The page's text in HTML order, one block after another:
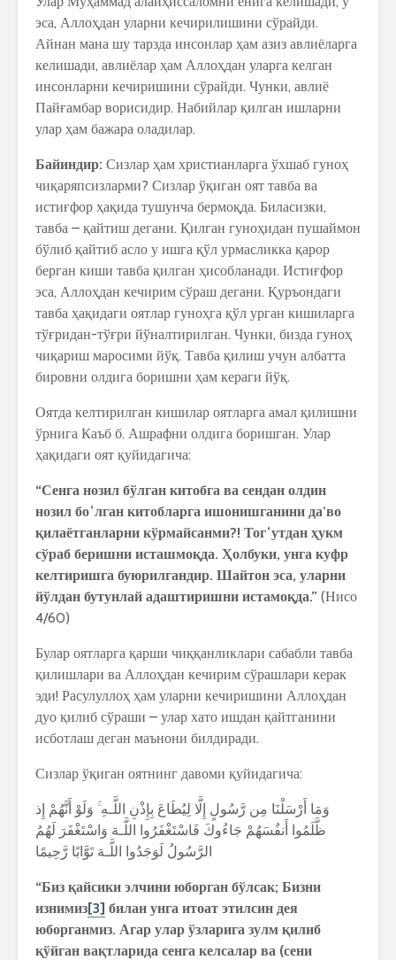
эса, Аллоҳдан уларни кечирилишини сўрайди.
Айнан мана шу тарзда инсонлар ҳам азиз авлиёларга
келишади, авлиёлар ҳам Аллоҳдан уларга келган
инсонларни кечиришини сўрайди. Чунки, авлиё
Пайғамбар ворисидир. Набийлар қилган ишларни
улар ҳам бажара оладилар.
Байиндир: Сизлар ҳам христианларга ўхшаб гуноҳ
чиқаряпсизларми? Сизлар ўқиган оят тавба ва
истиғфор ҳақида тушунча бермоқда. Биласизки,
тавба – қайтиш дегани. Қилган гуноҳидан пушаймон
бўлиб қайтиб асло у ишга қўл урмасликка қарор
берган киши тавба қилган ҳисобланади. Истиғфор
эса, Аллоҳдан кечирим сўраш дегани. Қуръондаги
тавба ҳақидаги оятлар гуноҳга қўл урган кишиларга
тўғридан-тўғри йўналтирилган. Чунки, бизда гуноҳ
чиқариш маросими йўқ. Тавба қилиш учун албатта
бировни олдига боришни ҳам кераги йўқ.
Оятда келтирилган кишилар оятларга амал қилишни
ўрнига Каъб б. Ашрафни олдига боришган. Улар
ҳақидаги оят қуйидагича:
“Сенга нозил бўлган китобга ва сендан олдин
нозил боʻлган китобларга ишонишганини даʼво
қилаётганларни кўрмайсанми?! Тогʻутдан ҳукм
сўраб беришни исташмоқда. Ҳолбуки, унга куфр
келтиришга буюрилгандир. Шайтон эса, уларни
йўлдан бутунлай адаштиришни истамоқда.” (Нисо
4/60)
Булар оятларга қарши чиққанликлари сабабли тавба
қилишлари ва Аллоҳдан кечирим сўрашлари керак
эди! Расулуллоҳ ҳам уларни кечиришини Аллоҳдан
дуо қилиб сўраши – улар хато ишдан қайтганини
исботлаш деган маънони билдиради.
Сизлар ўқиган оятнинг давоми қуйидагича:
وَمَا أَرْسَلْنَا مِن رَّسُولٍ إِلَّا لِيُطَاعَ بِإِذْنِ اللَّـهِ ۚ وَلَوْ أَنَّهُمْ إِذ
ظَّلَمُوا أَنفُسَهُمْ جَاءُوكَ فَاسْتَغْفَرُوا اللَّـهَ وَاسْتَغْفَرَ لَهُمُ
الرَّسُولُ لَوَجَدُوا اللَّـهَ تَوَّابًا رَّحِيمًا
“Биз қайсики элчини юборган бўлсак; Бизни
изнимиз[3] билан унга итоат этилсин дея
юборганмиз. Агар улар ўзларига зулм қилиб
қўйган вақтларида сенга келсалар ва (сени